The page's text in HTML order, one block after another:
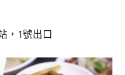
，1號出口